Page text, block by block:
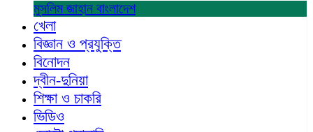
মুসলিম জাহান বাংলাদেশ
খেলা
বিজ্ঞান ও প্রযুক্তি
বিনোদন
দ্বীন-দুনিয়া
শিক্ষা ও চাকরি
ভিডিও